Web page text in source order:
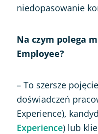
niedopasowanie
Na czym polega
Employee?
– To szersze
doświadczeń
Experience),
Experience) lub